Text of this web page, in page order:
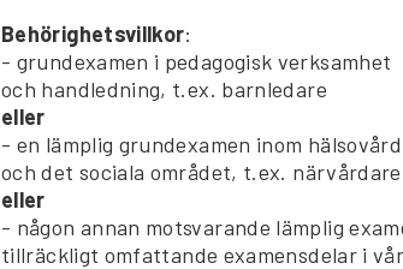
Behörighetsvillkor:
- grundexamen i pedagogisk verksamhet
och handledning, t.ex. barnledare
eller
- en lämplig grundexamen inom hälsovård
och det sociala området, t.ex. närvårdare
eller
- någon annan motsvarande lämplig
tillräckligt omfattande examensdelar i